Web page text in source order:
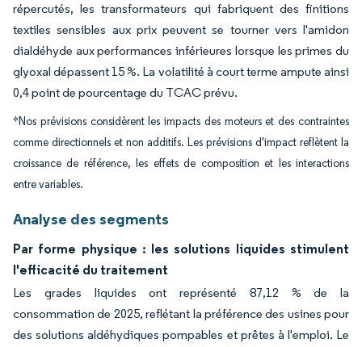
répercutés, les transformateurs qui fabriquent des finitions
textiles sensibles aux prix peuvent se tourner vers l'amidon
dialdéhyde aux performances inférieures lorsque les primes du
glyoxal dépassent 15 %. La volatilité à court terme ampute ainsi
0,4 point de pourcentage du TCAC prévu.
*Nos prévisions considèrent les impacts des moteurs et des contraintes
comme directionnels et non additifs. Les prévisions d'impact reflètent la
croissance de référence, les effets de composition et les interactions
entre variables.
Analyse des segments
Par forme physique : les solutions liquides stimulent
l'efficacité du traitement
Les grades liquides ont représenté 87,12 % de la
consommation de 2025, reflétant la préférence des usines pour
des solutions aldéhydiques pompables et prêtes à l'emploi. Le